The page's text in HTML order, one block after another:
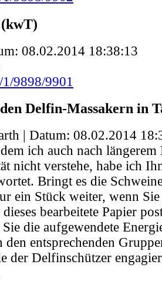
08.02.2014 18:38:13
9898/9901
Delfin-Massakern in
| Datum: 08.02.2014
ich auch nach längerem
nicht verstehe, habe ich
Bringt es die
ein Stück weiter, wenn
bearbeitete Papier
die aufgewendete
den entsprechenden
der Delfinschützer